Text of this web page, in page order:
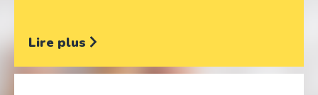
Lire plus